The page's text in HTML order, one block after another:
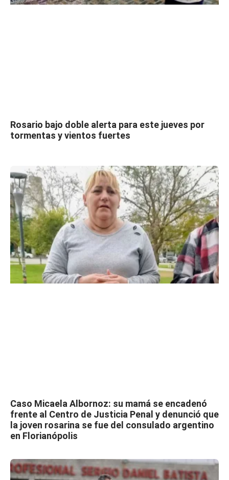
Rosario bajo doble alerta para este jueves por
tormentas y vientos fuertes
Caso Micaela Albornoz: su mamá se encadenó
frente al Centro de Justicia Penal y denunció que
la joven rosarina se fue del consulado argentino
en Florianópolis